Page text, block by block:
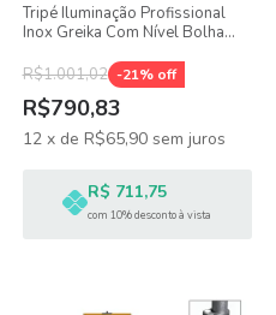
Tripé Iluminação Profissional
Inox Greika Com Nível Bolha
R$1.001,02 -21% off
R$790,83
12 x de R$65,90 sem juros
R$ 711,75
com 10% desconto à vista